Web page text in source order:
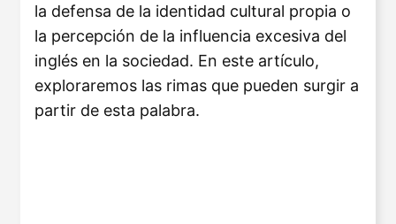
la defensa de la identidad cultural propia o
la percepción de la influencia excesiva del
inglés en la sociedad. En este artículo,
exploraremos las rimas que pueden surgir a
partir de esta palabra.